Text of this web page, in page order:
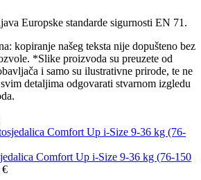
Europske standarde sigurnosti EN 71.
kopiranje našeg teksta nije dopušteno bez
*Slike proizvoda su preuzete od
i samo su ilustrativne prirode, te ne
detaljima odgovarati stvarnom izgledu
Comfort Up i-Size 9-36 kg (76-150
€